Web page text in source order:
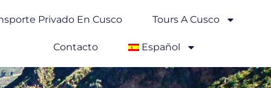
Privado En Cusco Tours A Cusco
Contacto Español